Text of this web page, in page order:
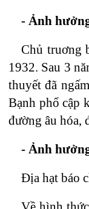
- Ảnh
Chủ truơng
1932. Sau 3
thuyết đã
Bạnh phổ cập
đường âu hóa,
- Ảnh
Địa hạt báo